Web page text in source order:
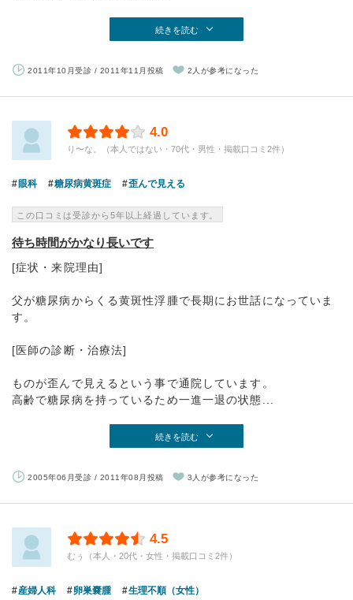
続きを読む
2011年10月受診 / 2011年11月投稿 2人が参考になった
4.0
り〜な。（本人ではない・70代・男性・掲載口コミ2件）
眼科 糖尿病黄斑症 歪んで見える
この口コミは受診から5年以上経過しています。
待ち時間がかなり長いです
[症状・来院理由]
父が糖尿病からくる黄斑性浮腫で長期にお世話になっていま
す。
[医師の診断・治療法]
ものが歪んで見えるという事で通院しています。
高齢で糖尿病を持っているため一進一退の状態...
続きを読む
2005年06月受診 / 2011年08月投稿 3人が参考になった
4.5
むぅ（本人・20代・女性・掲載口コミ2件）
産婦人科 卵巣嚢腫 生理不順（女性）